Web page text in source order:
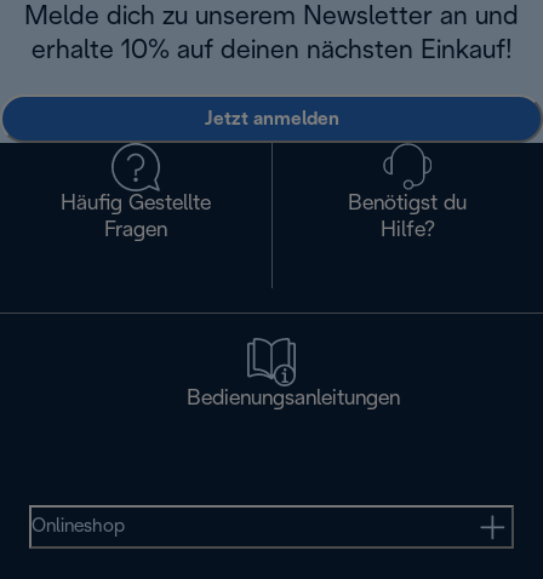
Melde dich zu unserem Newsletter an und
erhalte 10% auf deinen nächsten Einkauf!
Jetzt anmelden
Häufig Gestellte
Fragen
Benötigst du
Hilfe?
Bedienungsanleitungen
Onlineshop